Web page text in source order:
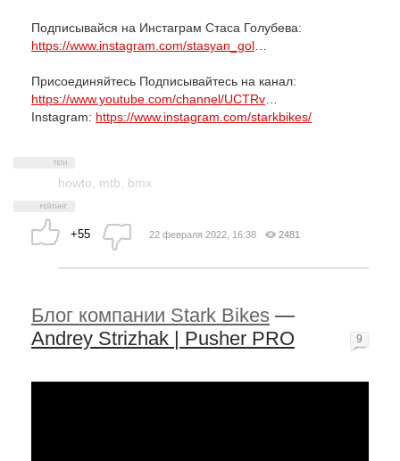
Подписывайся на Инстаграм Стаса Голубева:
https://www.instagram.com/stasyan_gol
Присоединяйтесь Подписывайтесь на канал:
https://www.youtube.com/channel/UCTRv
Instagram: https://www.instagram.com/starkbikes/
howto mtb bmx
+55 22 февраля 2022, 16:38 2481
Блог компании Stark Bikes —
Andrey Strizhak | Pusher PRO
9